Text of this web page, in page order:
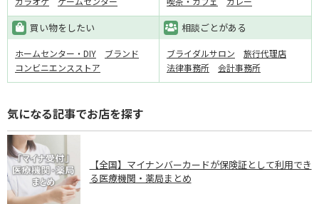
買い物をしたい
ホームセンター・DIY
ブランド
コンビニエンスストア
相談ごとがある
ブライダルサロン
旅行代理店
法律事務所
会計事務所
気になる記事でお店を探す
【全国】マイナンバーカードが保険証として利用でき
る医療機関・薬局まとめ